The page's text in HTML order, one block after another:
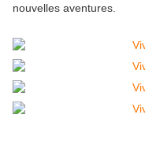
nouvelles aventures.